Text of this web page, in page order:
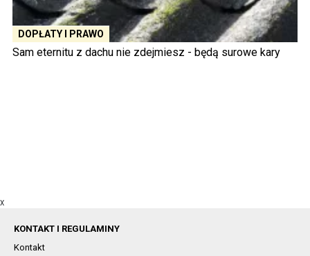
DOPŁATY I PRAWO
Sam eternitu z dachu nie zdejmiesz - będą surowe kary
X
KONTAKT I REGULAMINY
Kontakt